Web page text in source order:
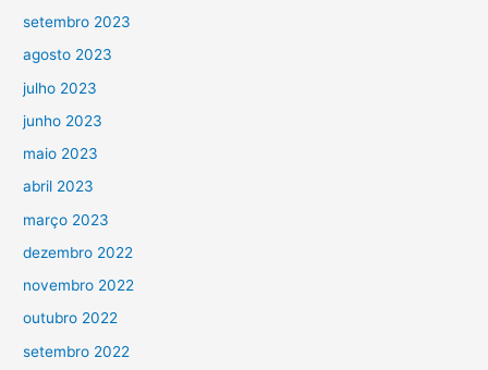
setembro 2023
agosto 2023
julho 2023
junho 2023
maio 2023
abril 2023
março 2023
dezembro 2022
novembro 2022
outubro 2022
setembro 2022